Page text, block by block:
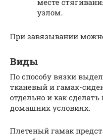
месте
узлом.
При завязывании
Виды
По способу вязки
тканевый и гамак-
отдельно и как
домашних условиях.
Плетеный гамак